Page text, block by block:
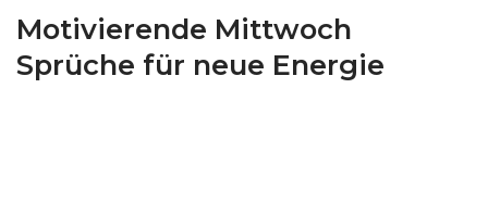
Motivierende Mittwoch
Sprüche für neue Energie